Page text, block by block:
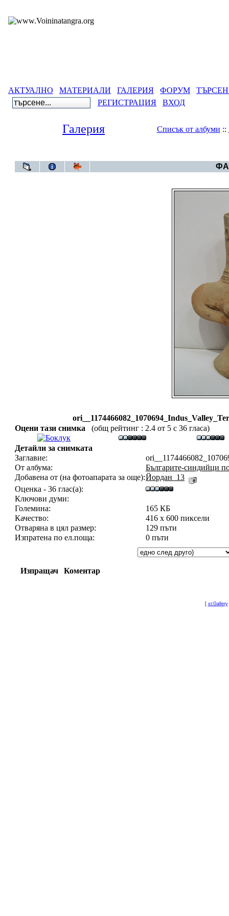
АКТУАЛНО МАТЕРИАЛИ ГАЛЕРИЯ ФОРУМ
РЕГИСТРАЦИЯ
ВХОД
Галерия Списък от албуми ::
Оцени тази снимка
(общ рейтинг : 2.4 от 5 с 36 гласа)
Детайли за снимката
Заглавие:
От албума:
Българите-синдийци
Добавена от (на фотоапарата за още):Йордан_13
Оценка - 36 глас(а):
Ключови думи:
Големина:
165 КБ
Качество:
416 x 600 пиксели
Отваряна в цял размер:
129 пъти
Изпратена по ел.поща:
0 пъти
Изпращач Коментар
[ xcGallery